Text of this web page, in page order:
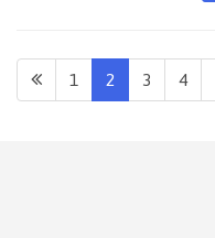
1 2 3 4